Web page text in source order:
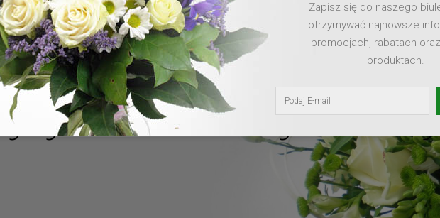
dla
ukochanej
Zapisz się do naszego
otrzymywać najnowsze
promocjach, rabatach
produktach.